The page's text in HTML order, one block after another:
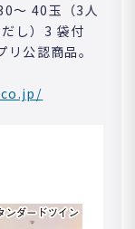
～ 40玉（3人
し）3 袋付
公認商品。